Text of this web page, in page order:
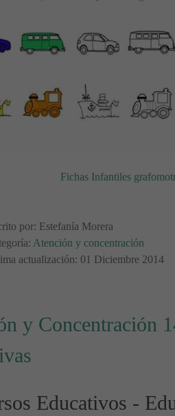
Fichas Infantiles
por: Estefanía Morera
Atención y concentración
actualización: 01 Diciembre 2014
y Concentración
Educativos -